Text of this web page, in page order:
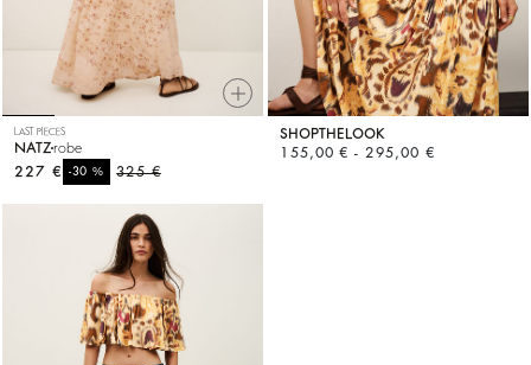
LAST PIECES
NATZrobe
325 €
-30%
227 €
SHOPTHELOOK
155,00 € - 295,00 €